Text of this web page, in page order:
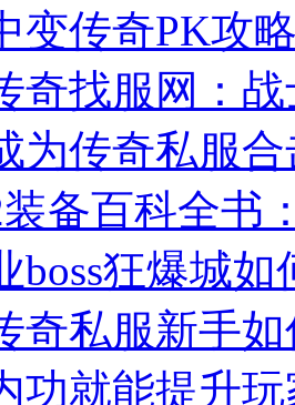
变传奇PK攻
奇找服网：
为传奇私服
备百科全书
boss狂爆城
奇私服新手
功就能提升